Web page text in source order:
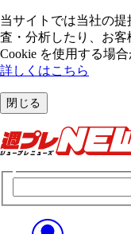
当サイトでは当社の
査・分析したり、お
Cookie を使⽤する場合
詳しくはこちら
閉じる